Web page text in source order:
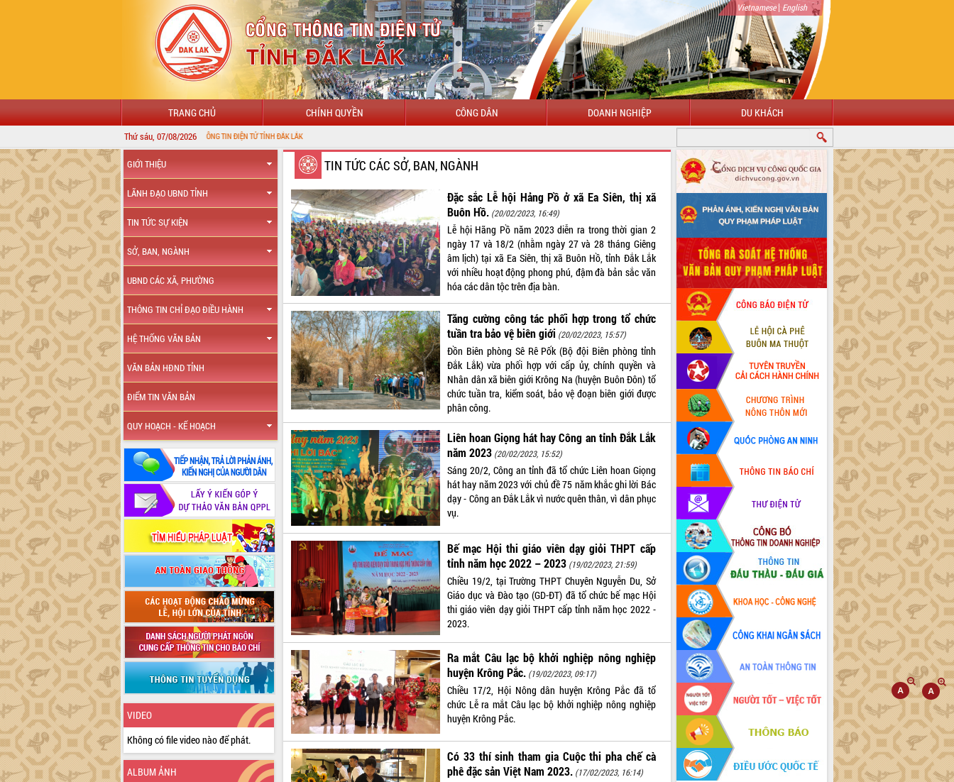
Vietnamese| English
TRANG CHỦ CHÍNH QUYỀN CÔNG DÂN DOANH NGHIỆP DU KHÁCH
Thứ sáu, 07/08/2026
CHÀO MỪNG ĐẾN VỚI CỔNG THÔNG TIN ĐIỆN TỬ TỈNH ĐẮK LẮK
GIỚI THIỆU
LÃNH ĐẠO UBND TỈNH
TIN TỨC SỰ KIỆN
SỞ, BAN, NGÀNH
UBND CÁC XÃ, PHƯỜNG
THÔNG TIN CHỈ ĐẠO ĐIỀU HÀNH
HỆ THỐNG VĂN BẢN
VĂN BẢN HĐND TỈNH
ĐIỂM TIN VĂN BẢN
QUY HOẠCH - KẾ HOẠCH
VIDEO
Không có file video nào để phát.
ALBUM ẢNH
TIN TỨC CÁC SỞ, BAN, NGÀNH
Đặc sắc Lễ hội Hảng Pồ ở xã Ea Siên, thị xã
Buôn Hồ. (20/02/2023, 16:49)
Lễ hội Hãng Pồ năm 2023 diễn ra trong thời gian 2
ngày 17 và 18/2 (nhằm ngày 27 và 28 tháng Giêng
âm lịch) tại xã Ea Siên, thị xã Buôn Hồ, tỉnh Đắk Lắk
với nhiều hoạt động phong phú, đậm đà bản sắc văn
hóa các dân tộc trên địa bàn.
Tăng cường công tác phối hợp trong tổ chức
tuần tra bảo vệ biên giới (20/02/2023, 15:57)
Đồn Biên phòng Sê Rê Pốk (Bộ đội Biên phòng tỉnh
Đắk Lắk) vừa phối hợp với cấp ủy, chính quyền và
Nhân dân xã biên giới Krông Na (huyện Buôn Đôn) tổ
chức tuần tra, kiểm soát, bảo vệ đoạn biên giới được
phân công.
Liên hoan Giọng hát hay Công an tỉnh Đắk Lắk
năm 2023 (20/02/2023, 15:52)
Sáng 20/2, Công an tỉnh đã tổ chức Liên hoan Giọng
hát hay năm 2023 với chủ đề 75 năm khắc ghi lời Bác
dạy - Công an Đắk Lắk vì nước quên thân, vì dân phục
vụ.
Bế mạc Hội thi giáo viên dạy giỏi THPT cấp
tỉnh năm học 2022 – 2023 (19/02/2023, 21:59)
Chiều 19/2, tại Trường THPT Chuyên Nguyễn Du, Sở
Giáo dục và Đào tạo (GD-ĐT) đã tổ chức bế mạc Hội
thi giáo viên dạy giỏi THPT cấp tỉnh năm học 2022 -
2023.
Ra mắt Câu lạc bộ khởi nghiệp nông nghiệp
huyện Krông Pắc. (19/02/2023, 09:17)
Chiều 17/2, Hội Nông dân huyện Krông Pắc đã tổ
chức Lễ ra mắt Câu lạc bộ khởi nghiệp nông nghiệp
huyện Krông Pắc.
Có 33 thí sinh tham gia Cuộc thi pha chế cà
phê đặc sản Việt Nam 2023. (17/02/2023, 16:14)